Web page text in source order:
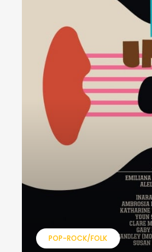
POP-ROCK/FOLK